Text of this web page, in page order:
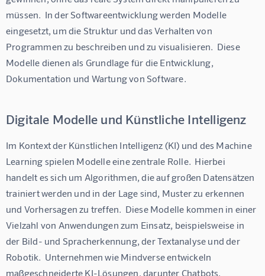
müssen.  In der Softwareentwicklung werden Modelle
eingesetzt, um die Struktur und das Verhalten von
Programmen zu beschreiben und zu visualisieren.  Diese
Modelle dienen als Grundlage für die Entwicklung,
Dokumentation und Wartung von Software.
Digitale Modelle und Künstliche Intelligenz
Im Kontext der Künstlichen Intelligenz (KI) und des Machine
Learning spielen Modelle eine zentrale Rolle.  Hierbei
handelt es sich um Algorithmen, die auf großen Datensätzen
trainiert werden und in der Lage sind, Muster zu erkennen
und Vorhersagen zu treffen.  Diese Modelle kommen in einer
Vielzahl von Anwendungen zum Einsatz, beispielsweise in
der Bild- und Spracherkennung, der Textanalyse und der
Robotik.  Unternehmen wie Mindverse entwickeln
maßgeschneiderte KI-Lösungen, darunter Chatbots,